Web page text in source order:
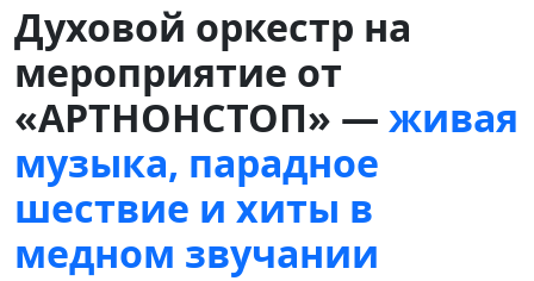
Духовой оркестр на
мероприятие от
«АРТНОНСТОП» — живая
музыка, парадное
шествие и хиты в
медном звучании